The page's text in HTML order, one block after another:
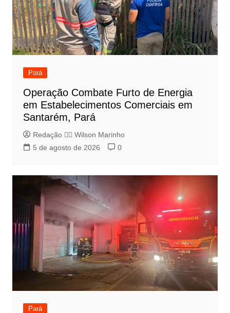
Pará
Operação Combate Furto de Energia
em Estabelecimentos Comerciais em
Santarém, Pará
Redação 👨‍⚖️​ Wilson Marinho
5 de agosto de 2026
0
Pará